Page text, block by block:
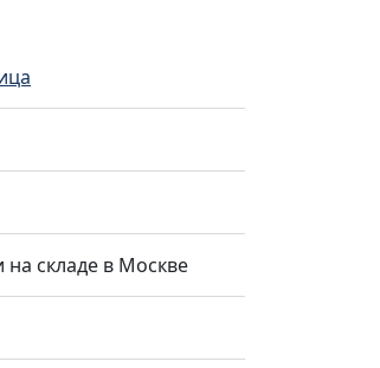
на складе в Москве